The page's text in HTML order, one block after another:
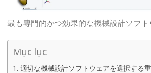
最も専門的かつ効果的な機械設計ソフ
Mục lục
1. 適切な機械設計ソフトウェアを選択する